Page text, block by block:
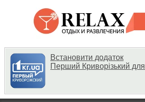
Встановити додаток
Перший Криворізький для